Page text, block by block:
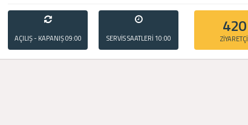
AÇILIŞ - KAPANIŞ09:00
- 21:00
SERVİS SAATLERİ 10:00
- 20:00
420
ZİYARETÇİ